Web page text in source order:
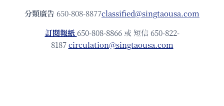
分類廣告 650-808-8877classified@singtaousa.com
訂閱報紙 650-808-8866 或 短信 650-822-
8187circulation@singtaousa.com